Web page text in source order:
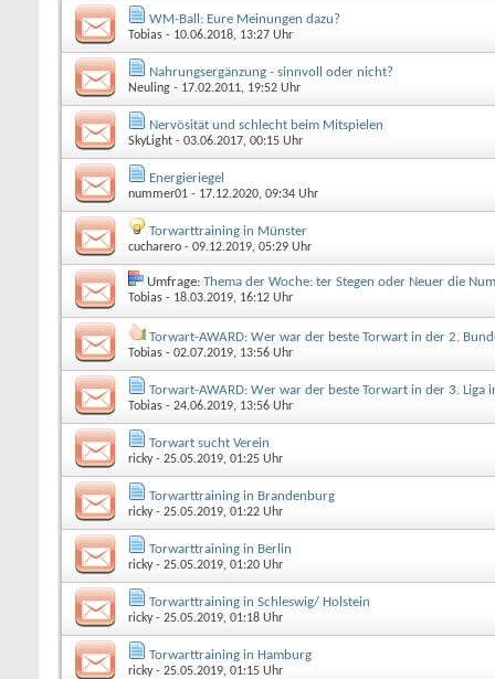
WM-Ball: Eure Meinungen dazu?
Tobias - 10.06.2018, 13:27 Uhr
Nahrungsergänzung - sinnvoll oder nicht?
Neuling - 17.02.2011, 19:52 Uhr
Nervösität und schlecht beim Mitspielen
SkyLight - 03.06.2017, 00:15 Uhr
Energieriegel
nummer01 - 17.12.2020, 09:34 Uhr
Torwarttraining in Münster
cucharero - 09.12.2019, 05:29 Uhr
Umfrage: Thema der Woche: ter Stegen oder Neuer die
Tobias - 18.03.2019, 16:12 Uhr
Torwart-AWARD: Wer war der beste Torwart in der 2.
Tobias - 02.07.2019, 13:56 Uhr
Torwart-AWARD: Wer war der beste Torwart in der 3. Liga
Tobias - 24.06.2019, 13:56 Uhr
Torwart sucht Verein
ricky- 25.05.2019, 01:25 Uhr
Torwarttraining in Brandenburg
ricky- 25.05.2019, 01:22 Uhr
Torwarttraining in Berlin
ricky- 25.05.2019, 01:20 Uhr
Torwarttraining in Schleswig/ Holstein
ricky- 25.05.2019, 01:18 Uhr
Torwarttraining in Hamburg
ricky- 25.05.2019, 01:15 Uhr